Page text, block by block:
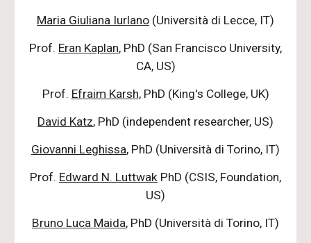
Maria Giuliana Iurlano (Università di Lecce, IT)
Prof. Eran Kaplan, PhD (San Francisco University,
CA, US)
Prof. Efraim Karsh, PhD (King's College, UK)
David Katz, PhD (independent researcher, US)
Giovanni Leghissa, PhD (Università di Torino, IT)
Prof. Edward N. Luttwak PhD (CSIS, Foundation,
US)
Bruno Luca Maida, PhD (Università di Torino, IT)